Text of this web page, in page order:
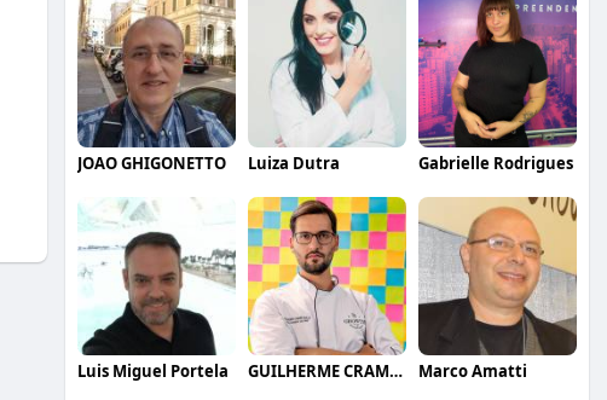
JOAO GHIGONETTO Luiza Dutra Gabrielle Rodrigues
Luis Miguel Portela GUILHERME CRAMER BALLE Marco Amatti